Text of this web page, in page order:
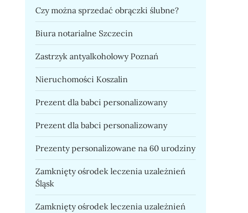
Czy można sprzedać obrączki ślubne?
Biura notarialne Szczecin
Zastrzyk antyalkoholowy Poznań
Nieruchomości Koszalin
Prezent dla babci personalizowany
Prezent dla babci personalizowany
Prezenty personalizowane na 60 urodziny
Zamknięty ośrodek leczenia uzależnień
Śląsk
Zamknięty ośrodek leczenia uzależnień